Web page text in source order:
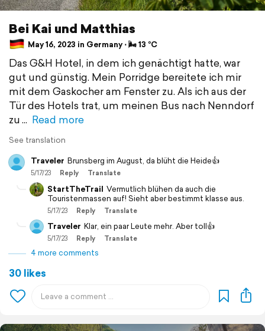
Bei Kai und Matthias
May 16, 2023 in Germany ⋅ 🌬 13 °C
Das G&H Hotel, in dem ich genächtigt hatte, war
gut und günstig. Mein Porridge bereitete ich mir
mit dem Gaskocher am Fenster zu. Als ich aus der
Tür des Hotels trat, um meinen Bus nach Nenndorf
zu
Read more
See translation
Traveler Brunsberg im August, da blüht die Heide👍
5/17/23 Reply Translate
StartTheTrail Vermutlich blühen da auch die
Touristenmassen auf! Sieht aber bestimmt klasse aus.
5/17/23 Reply Translate
Traveler Klar, ein paar Leute mehr. Aber toll👍
5/17/23 Reply Translate
4 more comments
30 likes